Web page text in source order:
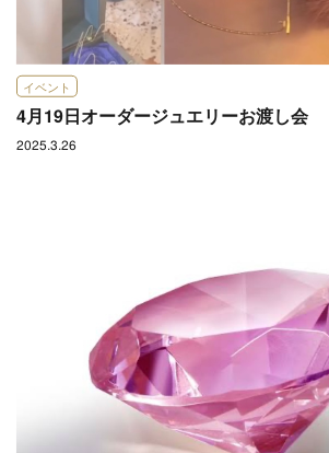
イベント
4月19日オーダージュエリーお渡し会
2025.3.26